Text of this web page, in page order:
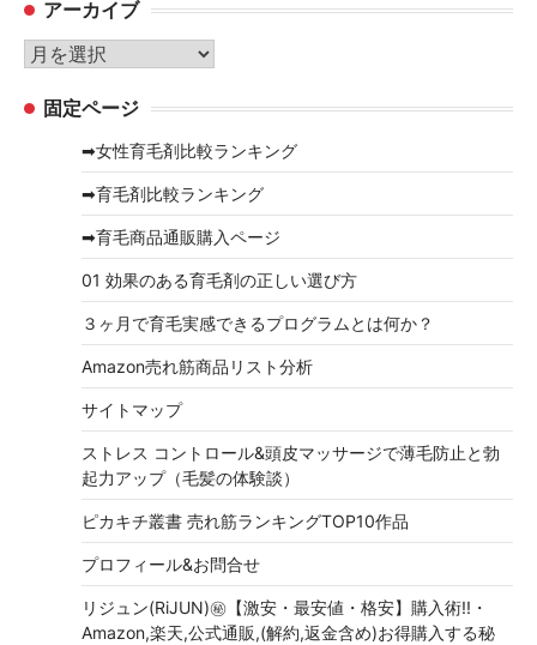
ゴ
リ
ー
アーカイブ
ア
カ 固定ページ
➡女性育毛剤比較ランキング
➡育毛剤比較ランキング
➡育毛商品通販購入ページ
01 効果のある育毛剤の正しい選び方
３ヶ月で育毛実感できるプログラムとは何か？
Amazon売れ筋商品リスト分析
サイトマップ
ストレス コントロール&頭皮マッサージで薄毛防止と勃
起力アップ（毛髪の体験談）
ピカキチ叢書 売れ筋ランキングTOP10作品
プロフィール&お問合せ
リジュン(RiJUN)㊙【激安・最安値・格安】購入術!!・
Amazon,楽天,公式通販,(解約,返金含め)お得購入する秘